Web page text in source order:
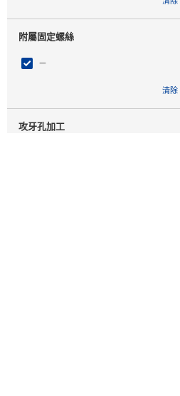
附屬固定螺絲
－
清除
攻牙孔加工